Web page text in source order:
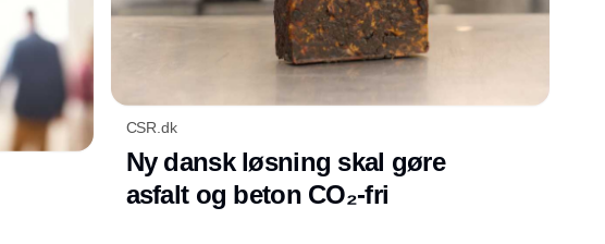
CSR.dk
Ny dansk løsning skal gøre
asfalt og beton CO₂-fri